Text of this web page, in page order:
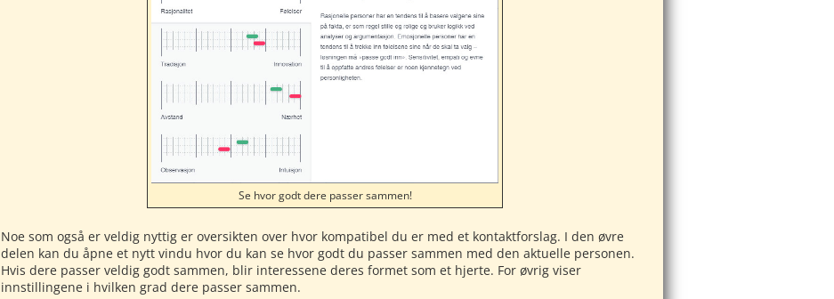
Se hvor godt dere passer sammen!
Noe som også er veldig nyttig er oversikten over hvor kompatibel du er med et kontaktforslag. I den øvre
delen kan du åpne et nytt vindu hvor du kan se hvor godt du passer sammen med den aktuelle personen.
Hvis dere passer veldig godt sammen, blir interessene deres formet som et hjerte. For øvrig viser
innstillingene i hvilken grad dere passer sammen.